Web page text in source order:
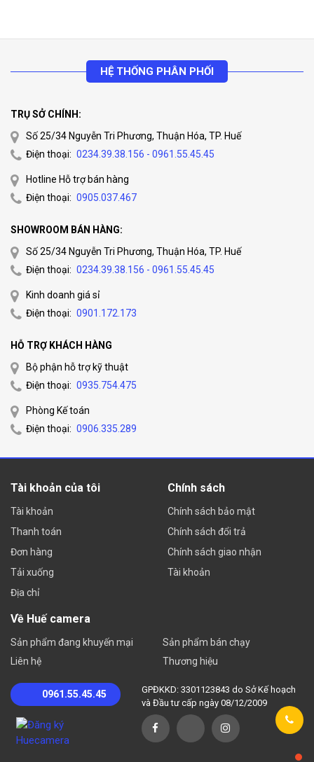
HỆ THỐNG PHÂN PHỐI
TRỤ SỞ CHÍNH:
Số 25/34 Nguyễn Tri Phương, Thuận Hóa, TP. Huế
Điện thoại: 0234.39.38.156 - 0961.55.45.45
Hotline Hỗ trợ bán hàng
Điện thoại: 0905.037.467
SHOWROOM BÁN HÀNG:
Số 25/34 Nguyễn Tri Phương, Thuận Hóa, TP. Huế
Điện thoại: 0234.39.38.156 - 0961.55.45.45
Kinh doanh giá sỉ
Điện thoại: 0901.172.173
HỖ TRỢ KHÁCH HÀNG
Bộ phận hỗ trợ kỹ thuật
Điện thoại: 0935.754.475
Phòng Kế toán
Điện thoại: 0906.335.289
Tài khoản của tôi
Tài khoản
Thanh toán
Đơn hàng
Tải xuống
Địa chỉ
Chính sách
Chính sách bảo mật
Chính sách đổi trả
Chính sách giao nhận
Tài khoản
Về Huế camera
Sản phẩm đang khuyến mại
Liên hệ
Sản phẩm bán chạy
Thương hiệu
0961.55.45.45
GPĐKKD: 3301123843 do Sở Kế hoạch
và Đầu tư cấp ngày 08/12/2009